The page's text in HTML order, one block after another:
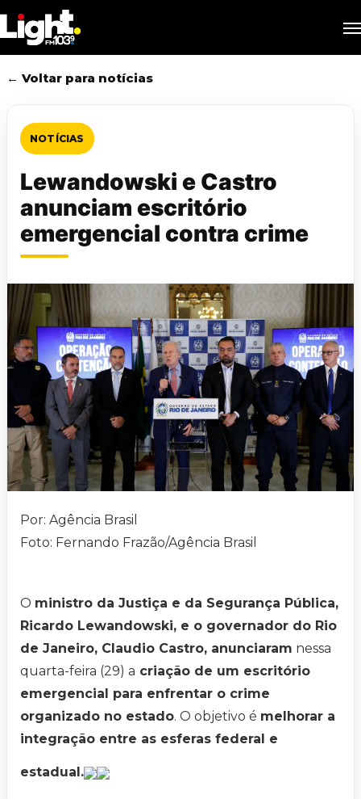
to
main
content
← Voltar para notícias
NOTÍCIAS
Lewandowski e Castro
anunciam escritório
emergencial contra crime
Por: Agência Brasil
Foto: Fernando Frazão/Agência Brasil
O ministro da Justiça e da Segurança Pública,
Ricardo Lewandowski, e o governador do Rio
de Janeiro, Claudio Castro, anunciaram nessa
quarta-feira (29) a criação de um escritório
emergencial para enfrentar o crime
organizado no estado. O objetivo é melhorar a
integração entre as esferas federal e
estadual.